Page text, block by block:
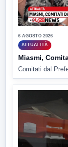
6 AGOSTO 2026
ATTUALITÀ
Miasmi,
Comitati dal